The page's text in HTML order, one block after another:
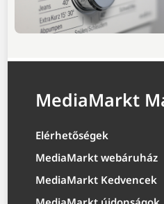
MediaMarkt
Elérhetőségek
MediaMarkt webáruház
MediaMarkt Kedvencek